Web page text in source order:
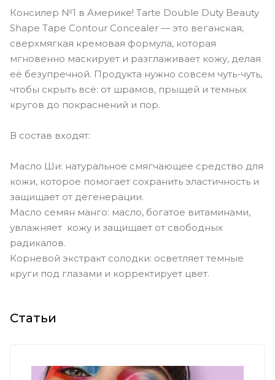
Консилер №1 в Америке! Tarte Double Duty Beauty
Shape Tape Contour Concealer — это веганская,
сверхмягкая кремовая формула, которая
мгновенно маскирует и разглаживает кожу, делая
её безупречной. Продукта нужно совсем чуть-чуть,
чтобы скрыть всё: от шрамов, прыщей и темных
кругов до покраснений и пор.
В состав входят:
Масло Ши: натуральное смягчающее средство для
кожи, которое помогает сохранить эластичность и
защищает от дегенерации.
Масло семян манго: масло, богатое витаминами,
увлажняет кожу и защищает от свободных
радикалов.
Корневой экстракт солодки: осветляет темные
круги под глазами и корректирует цвет.
Статьи